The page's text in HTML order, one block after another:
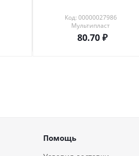
Код: 00000027986
Мультипласт
80.70
Помощь